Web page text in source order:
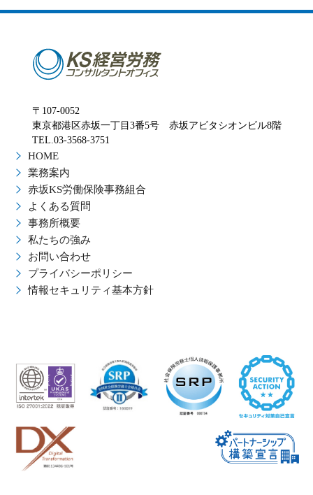
〒107-0052
東京都港区赤坂一丁目3番5号 赤坂アビタシオンビル8階
TEL.03-3568-3751
HOME
業務案内
赤坂KS労働保険事務組合
よくある質問
事務所概要
私たちの強み
お問い合わせ
プライバシーポリシー
情報セキュリティ基本方針